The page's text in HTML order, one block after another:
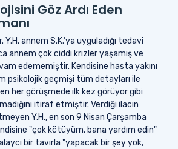
Göz Ardı Eden
Y.H. annem S.K.’ya uyguladığı tedavi
annem çok ciddi krizler yaşamış ve
edememiştir. Kendisine hasta yakını
psikolojik geçmişi tüm detayları ile
her görüşmede ilk kez görüyor gibi
itiraf etmiştir. Verdiği ilacın
Y.H., en son 9 Nisan Çarşamba
"çok kötüyüm, bana yardım edin"
bir tavırla "yapacak bir şey yok,